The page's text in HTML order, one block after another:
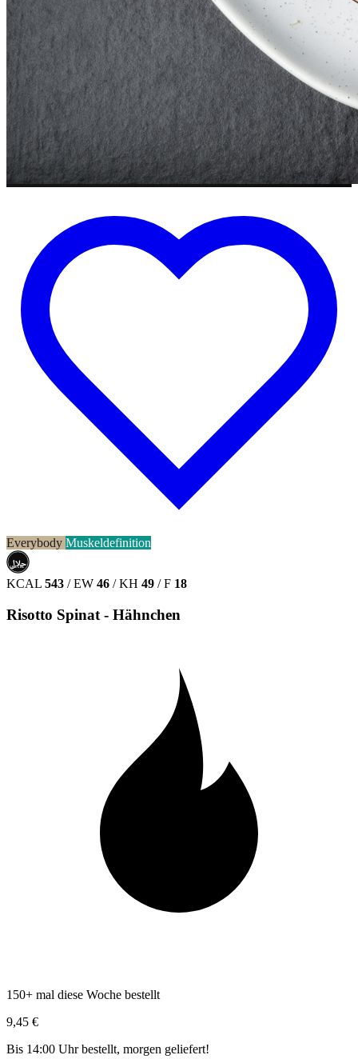
Everybody Muskeldefinition
حلال
HALAL
KCAL 543 / EW 46 / KH 49 / F 18
Risotto Spinat - Hähnchen
150+ mal diese Woche bestellt
9,45 €
Bis 14:00 Uhr bestellt, morgen geliefert!